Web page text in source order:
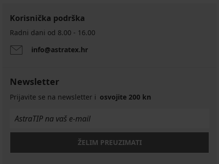
Korisnička podrška
Radni dani od 8.00 - 16.00
info@astratex.hr
Newsletter
Prijavite se na newsletter i osvojite 200 kn
ŽELIM PREUZIMATI